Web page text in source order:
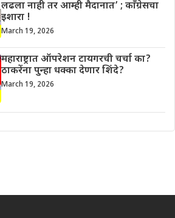
लढला नाही तर आम्ही मैदानात’ ; काँग्रेसचा
इशारा !
March 19, 2026
महाराष्ट्रात ऑपरेशन टायगरची चर्चा का?
ठाकरेंना पुन्हा धक्का देणार शिंदे?
March 19, 2026